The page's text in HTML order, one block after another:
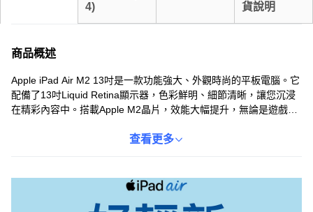
4)
貨說明
商品概述
Apple iPad Air M2 13吋是一款功能強大、外觀時尚的平板電腦。它
配備了13吋Liquid Retina顯示器，色彩鮮明、細節清晰，讓您沉浸
在精彩內容中。搭載Apple M2晶片，效能大幅提升，無論是遊戲、
片、影片、文件等，無需擔心容量不足。星光色外觀時尚優雅，輕
查看更多